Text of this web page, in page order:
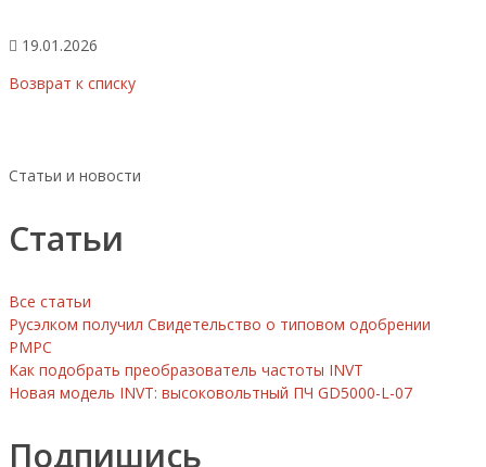
19.01.2026
Возврат к списку
Статьи и новости
Статьи
Все статьи
Русэлком получил Свидетельство о типовом одобрении
РМРС
Как подобрать преобразователь частоты INVT
Новая модель INVT: высоковольтный ПЧ GD5000-L-07
Подпишись